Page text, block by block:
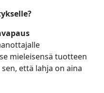
mieleisensä tuotteen
että lahja on aina